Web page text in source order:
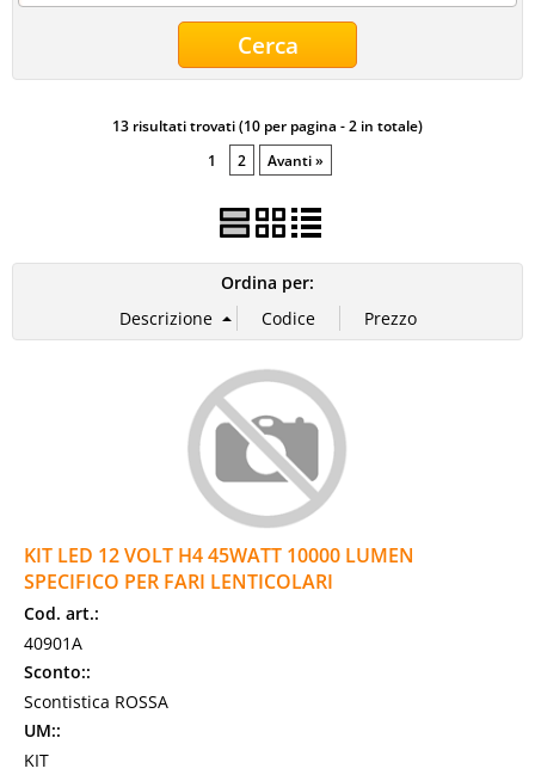
13 risultati trovati (10 per pagina - 2 in totale)
1
2 Avanti »
Ordina per:
KIT LED 12 VOLT H4 45WATT 10000 LUMEN
SPECIFICO PER FARI LENTICOLARI
Cod. art.:
40901A
Sconto::
Scontistica ROSSA
UM::
KIT